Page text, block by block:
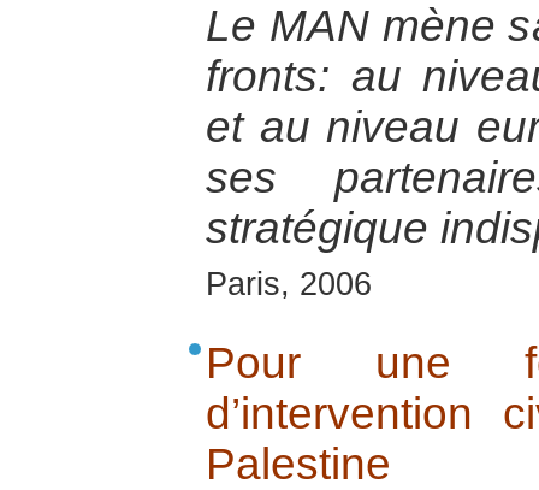
Le MAN mène
fronts: au
et au niveau
ses
stratégique
Paris, 2006
Pour une
d’intervention
Palestine